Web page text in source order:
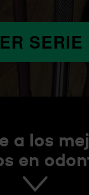
SERIE
a los
en